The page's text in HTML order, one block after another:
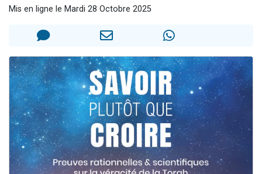
8 personnes viennent de faire un don pour Tsédaka : pauvres d'Israel
2 personnes viennent de faire un don pour 1 Journée de Vacances Pour les Enfants
Mis en ligne le Mardi 28 Octobre 2025